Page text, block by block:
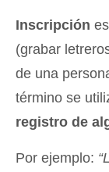
Inscripción
(grabar
de una
término se
registro de
Por ejemplo: